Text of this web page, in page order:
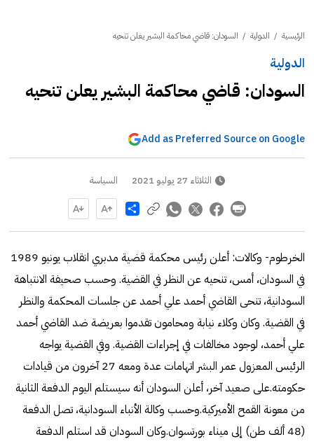
الرئيسية / الدولية / السودان: قاضي محاكمة البشير يعلن تنحيه
الدولية
السودان: قاضي محاكمة البشير يعلن تنحيه
Add as Preferred Source on Google
الثلاثاء 27 يوليو 2021 السياسة
Share
الخرطوم- وكالات: أعلن رئيس محكمة قضية مدبري انقلاب يونيو 1989
في السودان، أمس، تنحيه عن النظر في القضية. وحسب صحيفة الانتباهة
السودانية، تنحى القاضي أحمد علي أحمد عن جلسات المحكمة والنظر
في القضية. وكان وكلاء نيابة ومحامون تقدموا بعريضة ضد القاضي أحمد
علي أحمد، لوجود مخالفات في إجراءات القضية. وفي القضية يواجه
الرئيس المعزول عمر البشر اتهامات عدة ومعه 27 آخرون من قيادات
حكومته.على صعيد آخر، أعلن السودان أنه سيستلم اليوم الدفعة الثانية
من معونة القمح الأميركية.وحسب وكالة الأنباء السودانية، تصل الدفعة
(48 ألف طن) إلى ميناء بورتسوان.وكان السودان قد استلم الدفعة